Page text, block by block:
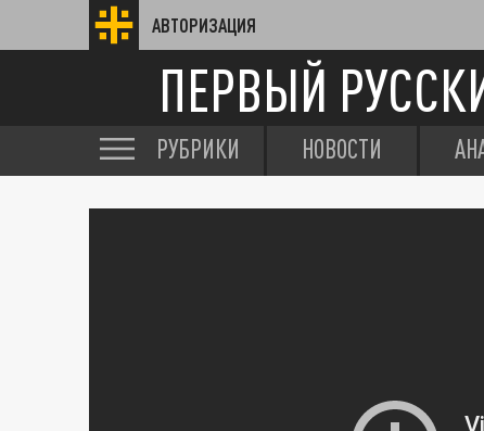
АВТОРИЗАЦИЯ
ПЕРВЫЙ
РУБРИКИ НОВОСТИ